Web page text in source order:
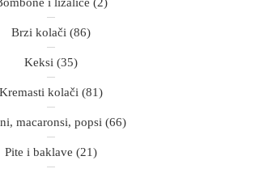
Brzi kolači (86)
Keksi (35)
Kremasti kolači (81)
macaronsi, popsi (66)
Pite i baklave (21)